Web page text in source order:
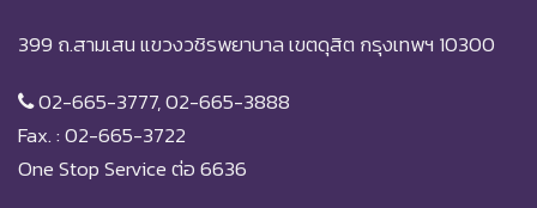
399 ถ.สามเสน แขวงวชิรพยาบาล เขตดุสิต กรุงเทพฯ 10300
02-665-3777, 02-665-3888
Fax. : 02-665-3722
One Stop Service ต่อ 6636